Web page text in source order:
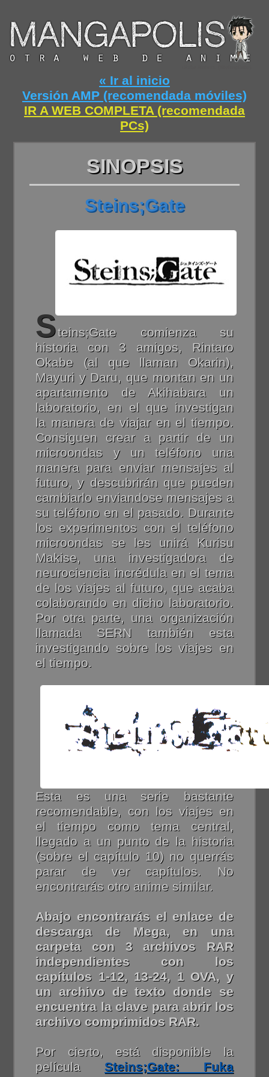
« Ir al inicio
Versión AMP (recomendada móviles)
IR A WEB COMPLETA (recomendada
PCs)
SINOPSIS
Steins;Gate
Steins;Gate comienza su
historia con 3 amigos, Rintaro
Okabe (al que llaman Okarin),
Mayuri y Daru, que montan en un
apartamento de Akihabara un
laboratorio, en el que investigan
la manera de viajar en el tiempo.
Consiguen crear a partir de un
microondas y un teléfono una
manera para enviar mensajes al
futuro, y descubrirán que pueden
cambiarlo enviandose mensajes a
su teléfono en el pasado. Durante
los experimentos con el teléfono
microondas se les unirá Kurisu
Makise, una investigadora de
neurociencia incrédula en el tema
de los viajes al futuro, que acaba
colaborando en dicho laboratorio.
Por otra parte, una organización
llamada SERN también esta
investigando sobre los viajes en
el tiempo.
Esta es una serie bastante
recomendable, con los viajes en
el tiempo como tema central,
llegado a un punto de la historia
(sobre el capítulo 10) no querrás
parar de ver capítulos. No
encontrarás otro anime similar.
Abajo encontrarás el enlace de
descarga de Mega, en una
carpeta con 3 archivos RAR
independientes con los
capítulos 1-12, 13-24, 1 OVA, y
un archivo de texto donde se
encuentra la clave para abrir los
archivo comprimidos RAR.
Por cierto, está disponible la
película Steins;Gate: Fuka